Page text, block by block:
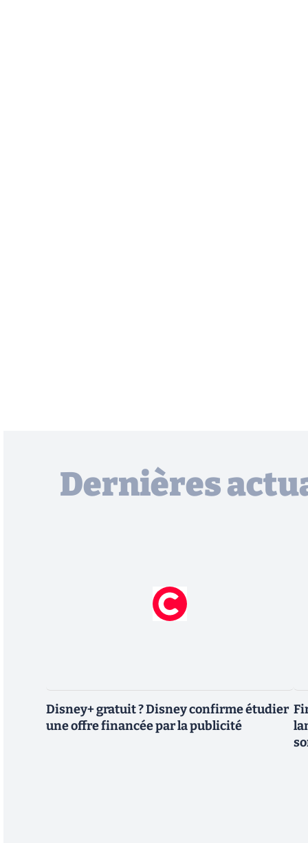
Dernières
Disney+ gratuit ? Disney confirme étudier
une offre financée par la publicité